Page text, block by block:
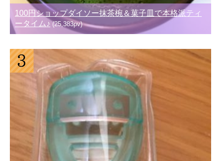
100円ショップダイソー抹茶椀＆菓子皿で本格派ティ
ータイム♪ (25,383pv)